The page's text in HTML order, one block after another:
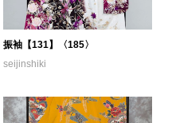
振袖【131】〈185〉
seijinshiki